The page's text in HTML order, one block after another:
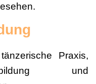
Praxis,
und